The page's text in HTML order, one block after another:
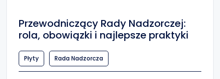
Przewodniczący Rady Nadzorczej:
rola, obowiązki i najlepsze praktyki
Płyty Rada Nadzorcza